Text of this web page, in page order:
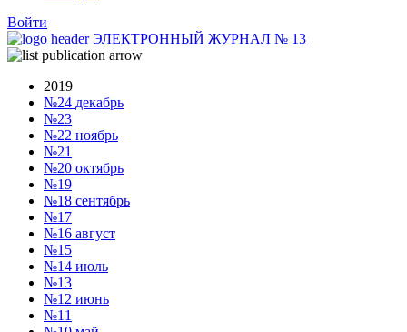
Войти
ЭЛЕКТРОННЫЙ ЖУРНАЛ № 13
2019
№24 декабрь
№23
№22 ноябрь
№21
№20 октябрь
№19
№18 сентябрь
№17
№16 август
№15
№14 июль
№13
№12 июнь
№11